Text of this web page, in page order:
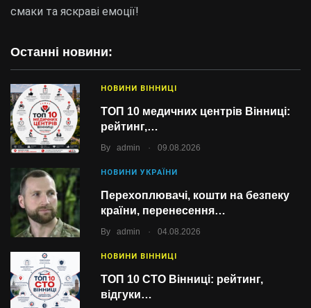
Останні новини:
НОВИНИ ВІННИЦІ
ТОП 10 медичних центрів Вінниці:
рейтинг,…
By admin . 09.08.2026
НОВИНИ УКРАЇНИ
Перехоплювачі, кошти на безпеку
країни, перенесення…
By admin . 04.08.2026
НОВИНИ ВІННИЦІ
ТОП 10 СТО Вінниці: рейтинг,
відгуки…
смаки та яскраві емоції!